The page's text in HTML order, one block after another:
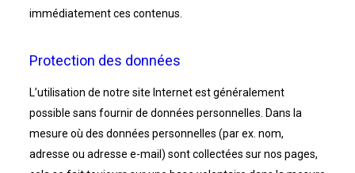
immédiatement ces contenus.
Protection des données
L’utilisation de notre site Internet est généralement
possible sans fournir de données personnelles. Dans la
mesure où des données personnelles (par ex. nom,
adresse ou adresse e-mail) sont collectées sur nos pages,